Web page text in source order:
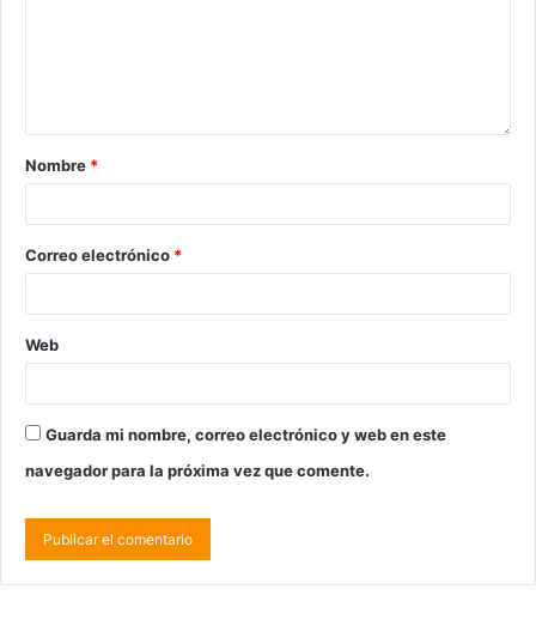
Nombre *
Correo electrónico *
Web
Guarda mi nombre, correo electrónico y web en este
navegador para la próxima vez que comente.